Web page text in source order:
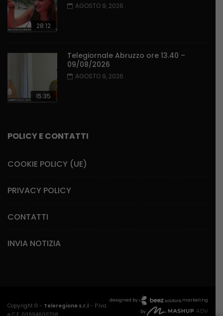
28:12
AGOSTO 9, 2026
15:35
Telegiornale Abruzzo ore 13.40 –
09/08/2026
AGOSTO 9, 2026
POLICY E CONTATTI
COOKIE POLICY (UE)
PRIVACY POLICY
CONTATTI
INVIA NOTIZIA
Copyright © - Teleregione s.r.l - P.Iva
designed by
marketing
by